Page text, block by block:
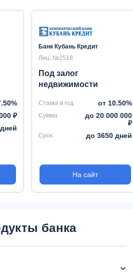
₽
Банк Кубань Кредит
Лиц. №2518
Под залог
недвижимости
Ставка в год от 10.50%
Сумма
до 20 000 000
₽
Срок до 3650 дней
На сайт
банка